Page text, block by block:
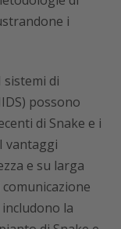
i
I sistemi di
possono
di Snake e i
vantaggi
e su larga
la